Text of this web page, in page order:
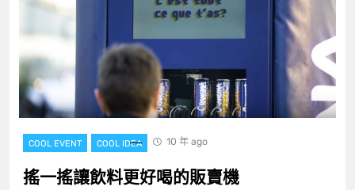
COOL EVENT COOL IDEA 10 年 ago
搖一搖讓飲料更好喝的販賣機